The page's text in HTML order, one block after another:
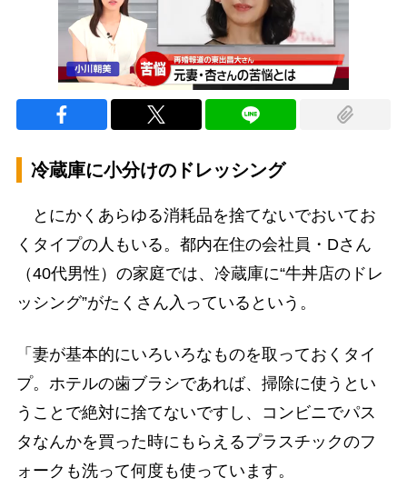
冷蔵庫に小分けのドレッシング
とにかくあらゆる消耗品を捨てないでおいてお
くタイプの人もいる。都内在住の会社員・Dさん
（40代男性）の家庭では、冷蔵庫に“牛丼店のドレ
ッシング”がたくさん入っているという。
「妻が基本的にいろいろなものを取っておくタイ
プ。ホテルの歯ブラシであれば、掃除に使うとい
うことで絶対に捨てないですし、コンビニでパス
タなんかを買った時にもらえるプラスチックのフ
ォークも洗って何度も使っています。